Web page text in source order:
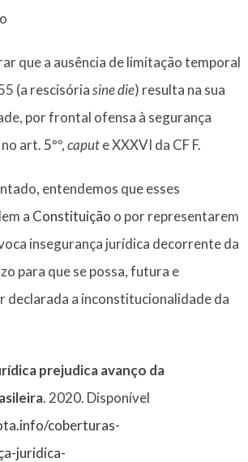
que a ausência de limitação temporal
(a rescisóriasine die) resulta na sua
por frontal ofensa à segurança
art. 5ºº,capute XXXVI da CF F.
entendemos que esses
a Constituição o por representarem
insegurança jurídica decorrente da
para que se possa, futura e
declarada a inconstitucionalidade da
prejudica avanço da
. 2020. Disponível
coberturas-
juridica-